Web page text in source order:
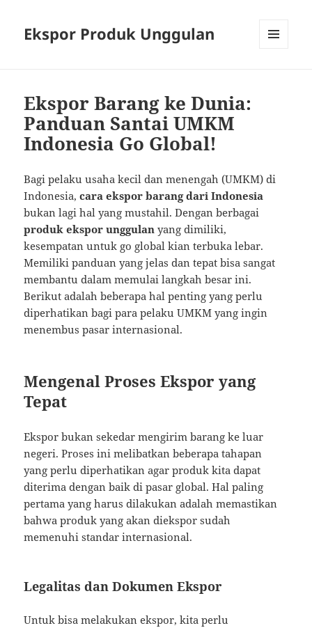
Ekspor Produk Unggulan
Ekspor Barang ke Dunia:
Panduan Santai UMKM
Indonesia Go Global!
Bagi pelaku usaha kecil dan menengah (UMKM) di
Indonesia,cara ekspor barang dari Indonesia
bukan lagi hal yang mustahil. Dengan berbagai
produk ekspor unggulan yang dimiliki,
kesempatan untuk go global kian terbuka lebar.
Memiliki panduan yang jelas dan tepat bisa sangat
membantu dalam memulai langkah besar ini.
Berikut adalah beberapa hal penting yang perlu
diperhatikan bagi para pelaku UMKM yang ingin
menembus pasar internasional.
Mengenal Proses Ekspor yang
Tepat
Ekspor bukan sekedar mengirim barang ke luar
negeri. Proses ini melibatkan beberapa tahapan
yang perlu diperhatikan agar produk kita dapat
diterima dengan baik di pasar global. Hal paling
pertama yang harus dilakukan adalah memastikan
bahwa produk yang akan diekspor sudah
memenuhi standar internasional.
Legalitas dan Dokumen Ekspor
Untuk bisa melakukan ekspor, kita perlu